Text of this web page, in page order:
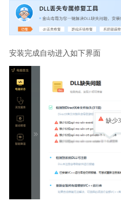
安装完成自动进入如下界面
缺少